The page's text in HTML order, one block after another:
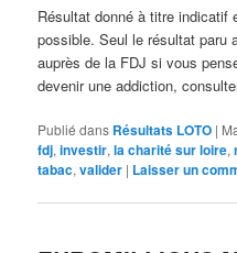
Résultat donné à titre indicatif
possible. Seul le résultat paru
auprès de la FDJ si vous
devenir une addiction,
Publié dans Résultats LOTO |
fdj,investir,la charité sur loire,
tabac,valider | Laisser un